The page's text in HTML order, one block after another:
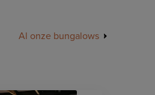
Al onze bungalows